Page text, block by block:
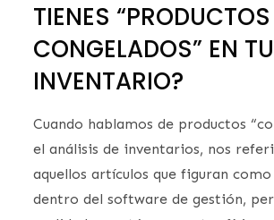
TIENES “PRODUCTOS
CONGELADOS” EN TU
INVENTARIO?
Cuando hablamos de productos
el análisis de inventarios, nos
aquellos artículos que figuran
dentro del software de gestión,